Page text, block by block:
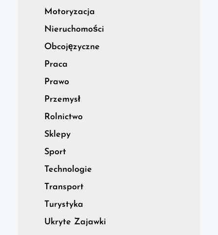
Motoryzacja
Nieruchomości
Obcojęzyczne
Praca
Prawo
Przemysł
Rolnictwo
Sklepy
Sport
Technologie
Transport
Turystyka
Ukryte Zajawki